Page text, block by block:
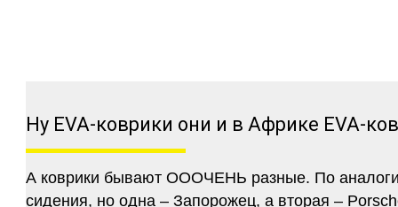
Ну EVA-коврики они и в Африке EVA-
А коврики бывают ОООЧЕНЬ разные. По
сидения, но одна – Запорожец, а вторая –